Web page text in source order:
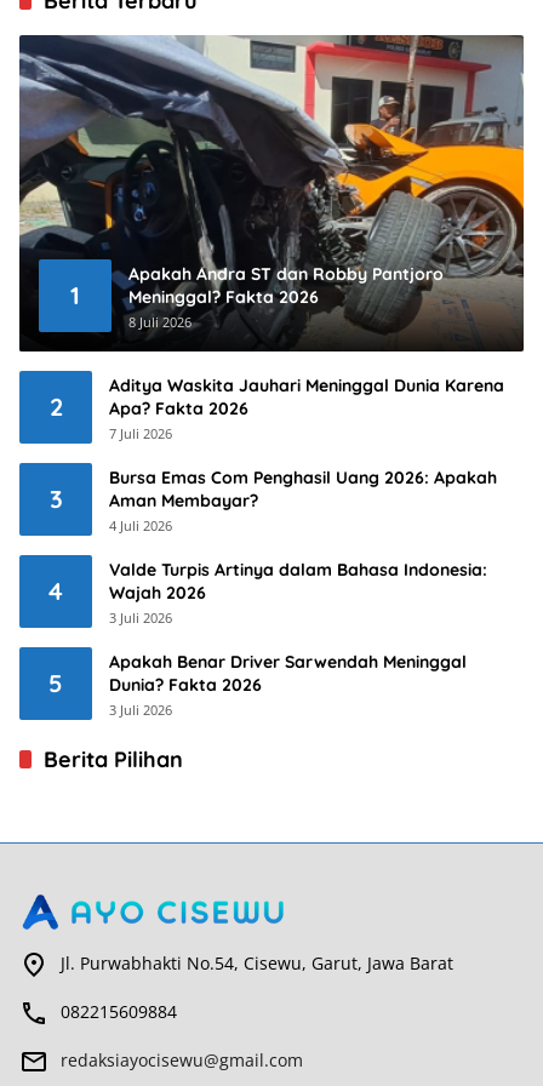
1
Apakah Andra ST dan Robby Pantjoro
Meninggal? Fakta 2026
8 Juli 2026
2
Aditya Waskita Jauhari Meninggal Dunia Karena
Apa? Fakta 2026
7 Juli 2026
3
Bursa Emas Com Penghasil Uang 2026: Apakah
Aman Membayar?
4 Juli 2026
4
Valde Turpis Artinya dalam Bahasa Indonesia:
Wajah 2026
3 Juli 2026
5
Apakah Benar Driver Sarwendah Meninggal
Dunia? Fakta 2026
3 Juli 2026
Berita Pilihan
Jl. Purwabhakti No.54, Cisewu, Garut, Jawa Barat
082215609884
redaksiayocisewu@gmail.com